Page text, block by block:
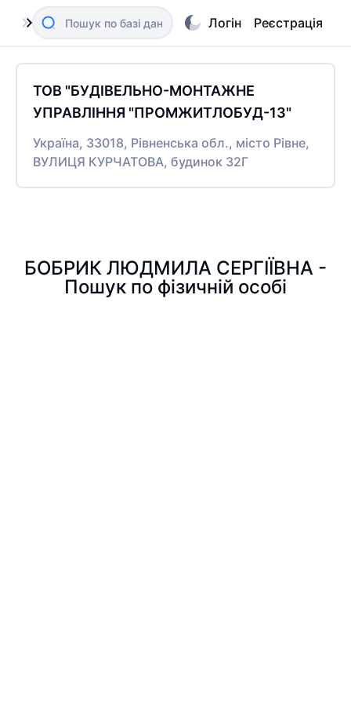
Логін Реєстрація
ТОВ "БУДІВЕЛЬНО-МОНТАЖНЕ
УПРАВЛІННЯ "ПРОМЖИТЛОБУД-13"
Україна, 33018, Рівненська обл., місто Рівне,
ВУЛИЦЯ КУРЧАТОВА, будинок 32Г
БОБРИК ЛЮДМИЛА СЕРГІЇВНА -
Пошук по фізичній особі